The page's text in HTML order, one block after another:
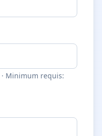
· Minimum requis: